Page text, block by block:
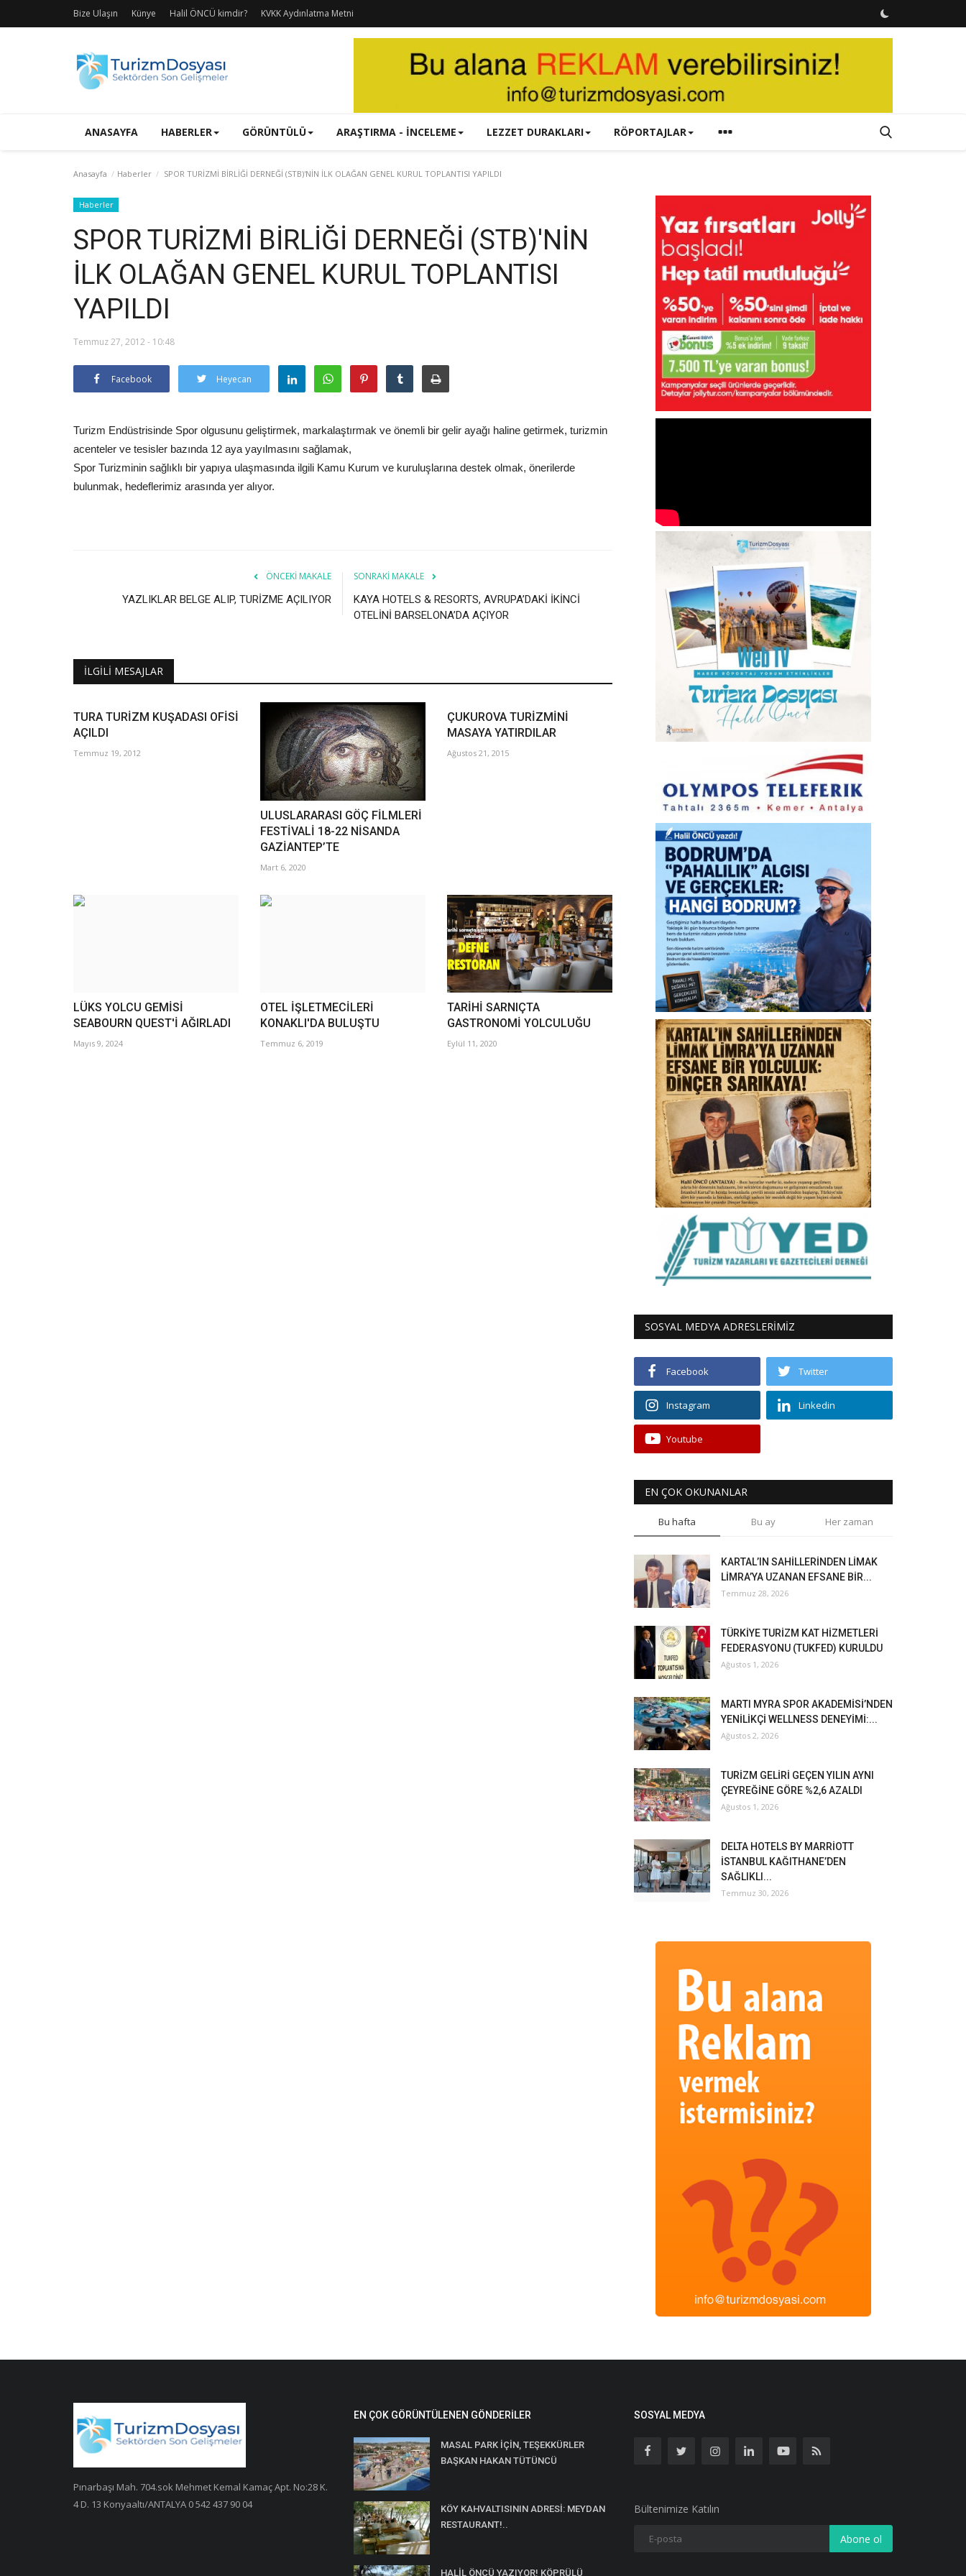
Bize Ulaşın Künye Halil ÖNCÜ kimdir? KVKK Aydınlatma Metni
ANASAYFA HABERLER GÖRÜNTÜLÜ ARAŞTIRMA - İNCELEME LEZZET DURAKLARI RÖPORTAJLAR
Anasayfa Haberler SPOR TURİZMİ BİRLİĞİ DERNEĞİ (STB)'NİN İLK OLAĞAN GENEL KURUL TOPLANTISI YAPILDI
Haberler
SPOR TURİZMİ BİRLİĞİ DERNEĞİ (STB)'NİN
İLK OLAĞAN GENEL KURUL TOPLANTISI
YAPILDI
Temmuz 27, 2012 - 10:48
Facebook Heyecan
Turizm Endüstrisinde Spor olgusunu geliştirmek, markalaştırmak ve önemli bir gelir ayağı haline getirmek, turizmin
acenteler ve tesisler bazında 12 aya yayılmasını sağlamak,
Spor Turizminin sağlıklı bir yapıya ulaşmasında ilgili Kamu Kurum ve kuruluşlarına destek olmak, önerilerde
bulunmak, hedeflerimiz arasında yer alıyor.
ÖNCEKI MAKALE
YAZLIKLAR BELGE ALIP, TURİZME AÇILIYOR
SONRAKI MAKALE
KAYA HOTELS & RESORTS, AVRUPA’DAKİ İKİNCİ
OTELİNİ BARSELONA’DA AÇIYOR
İLGILI MESAJLAR
TURA TURİZM KUŞADASI OFİSİ
AÇILDI
Temmuz 19, 2012
ULUSLARARASI GÖÇ FİLMLERİ
FESTİVALİ 18-22 NİSANDA
GAZİANTEP’TE
Mart 6, 2020
ÇUKUROVA TURİZMİNİ
MASAYA YATIRDILAR
Ağustos 21, 2015
LÜKS YOLCU GEMİSİ
SEABOURN QUEST'İ AĞIRLADI
Mayıs 9, 2024
OTEL İŞLETMECİLERİ
KONAKLI'DA BULUŞTU
Temmuz 6, 2019
TARİHİ SARNIÇTA
GASTRONOMİ YOLCULUĞU
Eylül 11, 2020
SOSYAL MEDYA ADRESLERİMİZ
Facebook Twitter
Instagram Linkedin
Youtube
EN ÇOK OKUNANLAR
Bu hafta Bu ay Her zaman
KARTAL’IN SAHİLLERİNDEN LİMAK
LİMRA’YA UZANAN EFSANE BİR...
Temmuz 28, 2026
TÜRKİYE TURİZM KAT HİZMETLERİ
FEDERASYONU (TUKFED) KURULDU
Ağustos 1, 2026
MARTI MYRA SPOR AKADEMİSİ’NDEN
YENİLİKÇİ WELLNESS DENEYİMİ:...
Ağustos 2, 2026
TURİZM GELİRİ GEÇEN YILIN AYNI
ÇEYREĞİNE GÖRE %2,6 AZALDI
Ağustos 1, 2026
DELTA HOTELS BY MARRİOTT
İSTANBUL KAĞITHANE’DEN
SAĞLIKLI...
Temmuz 30, 2026
Pınarbaşı Mah. 704.sok Mehmet Kemal Kamaç Apt. No:28 K.
4 D. 13 Konyaaltı/ANTALYA 0 542 437 90 04
EN ÇOK GÖRÜNTÜLENEN GÖNDERILER
MASAL PARK İÇİN, TEŞEKKÜRLER
BAŞKAN HAKAN TÜTÜNCÜ
KÖY KAHVALTISININ ADRESİ: MEYDAN
RESTAURANT!..
HALİL ÖNCÜ YAZIYOR! KÖPRÜLÜ
SOSYAL MEDYA
Bültenimize Katılın
Abone ol